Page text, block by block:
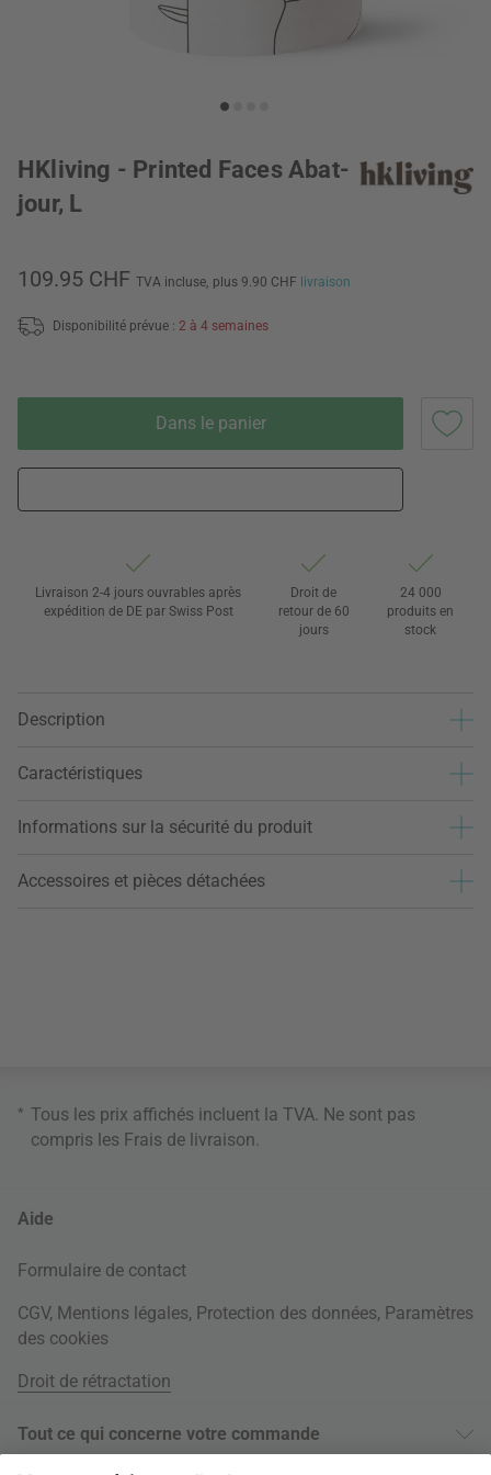
HKliving - Printed Faces Abat-
jour, L
109.95 CHF TVA incluse, plus 9.90 CHF livraison
Disponibilité prévue : 2 à 4 semaines
Dans le panier
Livraison 2-4 jours ouvrables après
expédition de DE par Swiss Post
Droit de
retour de 60
jours
24 000
produits en
stock
Description
Caractéristiques
Informations sur la sécurité du produit
Accessoires et pièces détachées
* Tous les prix affichés incluent la TVA. Ne sont pas
compris les Frais de livraison
Aide
Formulaire de contact
CGV, Mentions légales, Protection des données, Paramètres
des cookies
Droit de rétractation
Tout ce qui concerne votre commande